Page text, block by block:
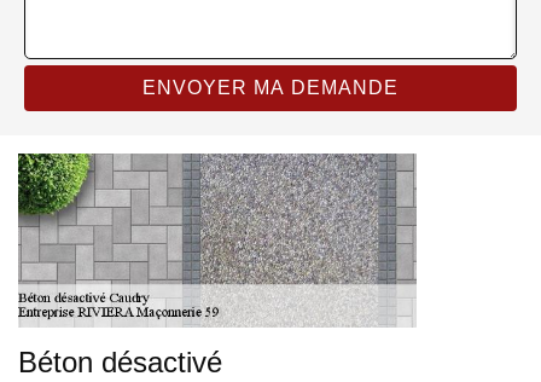
Béton désactivé